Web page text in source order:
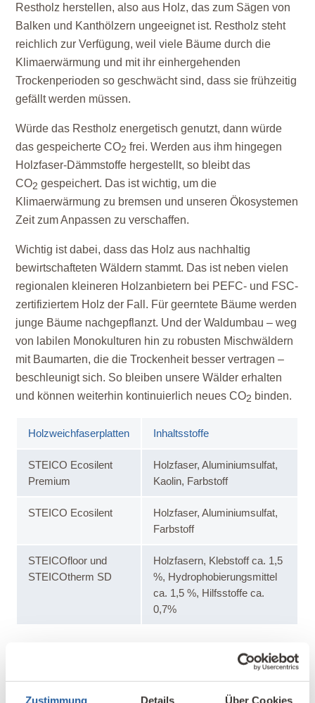
Zustimmung Details Über Cookies
Restholz herstellen, also aus Holz, das zum Sägen von
Balken und Kanthölzern ungeeignet ist. Restholz steht
reichlich zur Verfügung, weil viele Bäume durch die
Klimaerwärmung und mit ihr einhergehenden
Trockenperioden so geschwächt sind, dass sie frühzeitig
gefällt werden müssen.
Würde das Restholz energetisch genutzt, dann würde
das gespeicherte CO2 frei. Werden aus ihm hingegen
Holzfaser-Dämmstoffe hergestellt, so bleibt das
CO2 gespeichert. Das ist wichtig, um die
Klimaerwärmung zu bremsen und unseren Ökosystemen
Zeit zum Anpassen zu verschaffen.
Wichtig ist dabei, dass das Holz aus nachhaltig
bewirtschafteten Wäldern stammt. Das ist neben vielen
regionalen kleineren Holzanbietern bei PEFC- und FSC-
zertifiziertem Holz der Fall. Für geerntete Bäume werden
junge Bäume nachgepflanzt. Und der Waldumbau – weg
von labilen Monokulturen hin zu robusten Mischwäldern
mit Baumarten, die die Trockenheit besser vertragen –
beschleunigt sich. So bleiben unsere Wälder erhalten
und können weiterhin kontinuierlich neues CO2 binden.
Holzweichfaserplatten Inhaltsstoffe
STEICO Ecosilent
Premium
Holzfaser, Aluminiumsulfat,
Kaolin, Farbstoff
STEICO Ecosilent
Holzfaser, Aluminiumsulfat,
Farbstoff
STEICOfloor und
STEICOtherm SD
Holzfasern, Klebstoff ca. 1,5
%, Hydrophobierungsmittel
ca. 1,5 %, Hilfsstoffe ca.
0,7%